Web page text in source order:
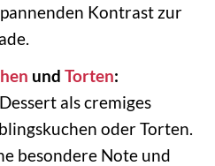
Kontrast zur
und Torten:
als cremiges
oder Torten.
besondere Note und